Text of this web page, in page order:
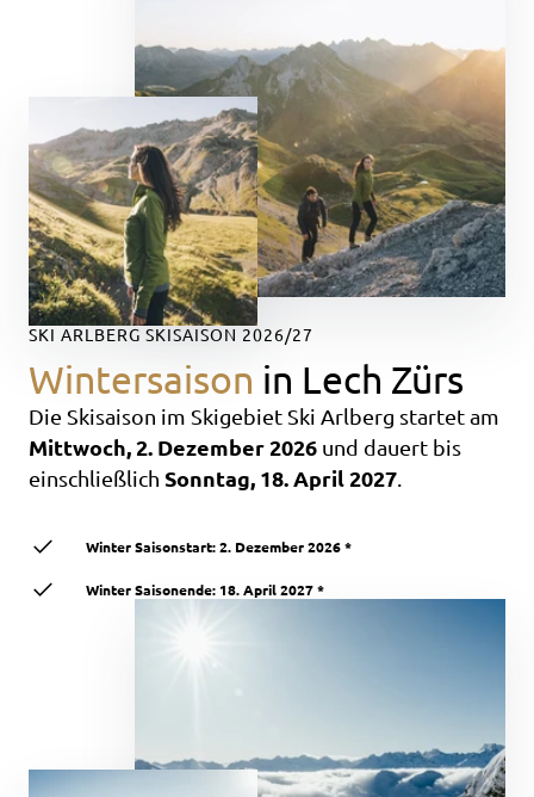
SKI ARLBERG SKISAISON 2026/27
Wintersaison in Lech Zürs
Die Skisaison im Skigebiet Ski Arlberg startet am
Mittwoch, 2. Dezember 2026 und dauert bis
einschließlich Sonntag, 18. April 2027
Winter Saisonstart: 2. Dezember 2026 *
Winter Saisonende: 18. April 2027 *